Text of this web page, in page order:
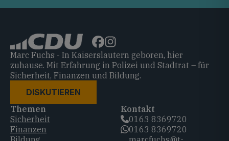
Marc Fuchs - In Kaiserslautern geboren, hier
zuhause. Mit Erfahrung in Polizei und Stadtrat – für
Sicherheit, Finanzen und Bildung.
DISKUTIEREN
Themen
Sicherheit
Finanzen
Kontakt
0163 8369720‬
0163 8369720‬